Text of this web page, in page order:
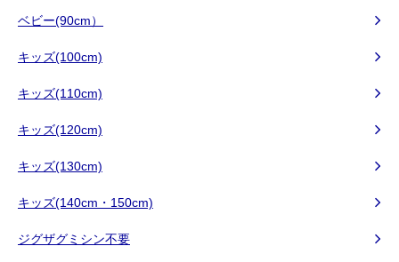
ベビー(90cm）
キッズ(100cm)
キッズ(110cm)
キッズ(120cm)
キッズ(130cm)
キッズ(140cm・150cm)
ジグザグミシン不要